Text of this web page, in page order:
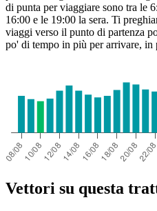
di punta per viaggiare sono tra le
16:00 e le 19:00 la sera. Ti
viaggi verso il punto di partenza
po' di tempo in più per arrivare, in
Vettori su questa